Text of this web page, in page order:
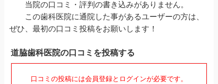
当院の口コミ・評判の書き込みがありません。
この歯科医院に通院した事があるユーザーの方は、
ぜひ、最初の口コミ投稿をお願いします！
道脇歯科医院の口コミを投稿する
口コミの投稿には会員登録とログインが必要です。